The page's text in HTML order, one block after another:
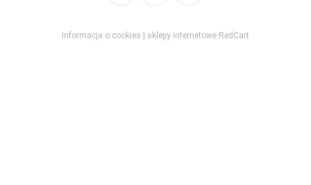
Informacja o cookies sklepy internetowe RedCart